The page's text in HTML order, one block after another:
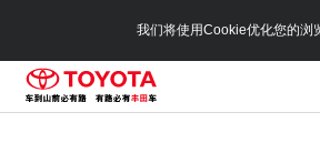
我们将使用Cookie优化您的浏